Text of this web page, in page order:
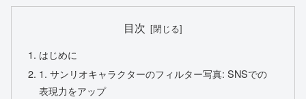
目次
はじめに
1. サンリオキャラクターのフィルター写真: SNSでの
表現力をアップ